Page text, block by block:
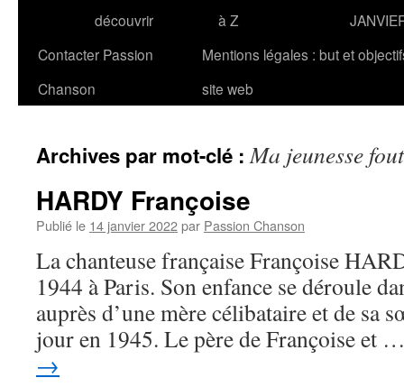
découvrir
à Z
Contacter Passion
Chanson
Mentions légales : but et
site web
Archives par mot-clé :Ma jeunesse
HARDY Françoise
Publié le 14 janvier 2022par Passion Chanson
La chanteuse française Françoise
1944 à Paris. Son enfance se déroule
auprès d’une mère célibataire et de sa
jour en 1945. Le père de Françoise et
→